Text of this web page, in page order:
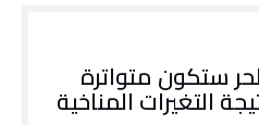
ستكون متواترة
التغيرات المناخية